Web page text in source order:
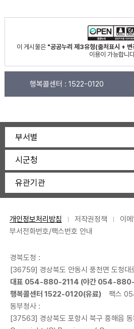
이 게시물은 "공공누리 제3유형(출처표시 +
이용이 가능합니
행복콜센터 : 1522-0120
부서별
시군청
유관기관
개인정보처리방침 저작권정책
이
부서전화번호/팩스번호 안내
경북도청 :
[36759] 경상북도 안동시 풍천면 도청
대표 054-880-2114 (야간 054-
행복콜센터 1522-0120(유료)
팩스
동부청사 :
[37563] 경상북도 포항시 북구 흥해읍 동